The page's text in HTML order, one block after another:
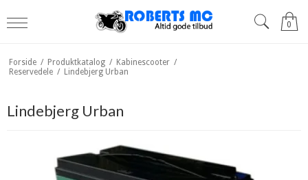
0
Forside / Produktkatalog / Kabinescooter /
Reservedele / Lindebjerg Urban
Lindebjerg Urban